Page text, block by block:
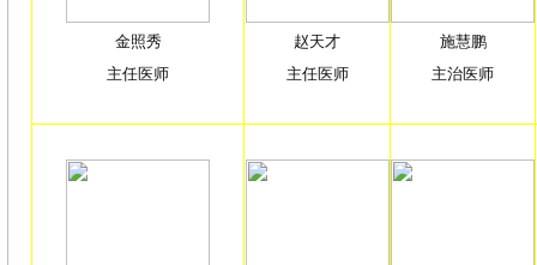
金照秀
主任医师
赵天才
主任医师
施慧鹏
主治医师